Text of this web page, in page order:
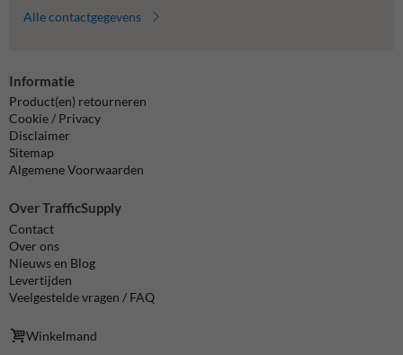
Alle contactgegevens
Informatie
Product(en) retourneren
Cookie / Privacy
Disclaimer
Sitemap
Algemene Voorwaarden
Over TrafficSupply
Contact
Over ons
Nieuws en Blog
Levertijden
Veelgestelde vragen / FAQ
Winkelmand